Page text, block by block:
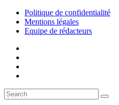
Politique de confidentialité
Mentions légales
Equipe de rédacteurs